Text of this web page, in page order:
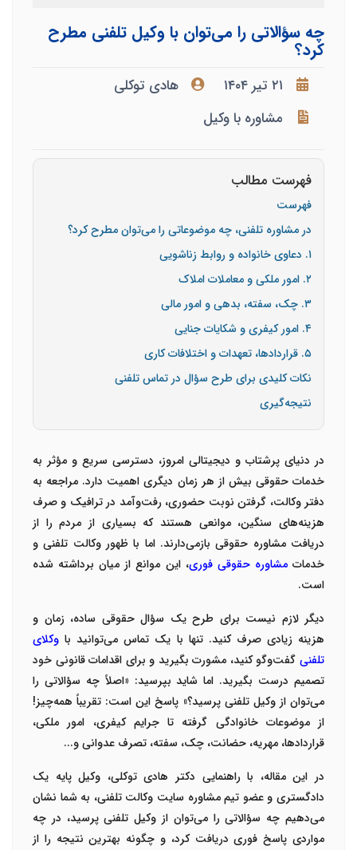
چه سؤالاتی را می‌توان با وکیل تلفنی مطرح
کرد؟
۲۱ تیر ۱۴۰۴
هادی توکلی
مشاوره با وکیل
فهرست مطالب
فهرست
در مشاوره تلفنی، چه موضوعاتی را می‌توان مطرح کرد؟
۱. دعاوی خانواده و روابط زناشویی
۲. امور ملکی و معاملات املاک
۳. چک، سفته، بدهی و امور مالی
۴. امور کیفری و شکایات جنایی
۵. قراردادها، تعهدات و اختلافات کاری
نکات کلیدی برای طرح سؤال در تماس تلفنی
نتیجه‌گیری
در دنیای پرشتاب و دیجیتالی امروز، دسترسی سریع و مؤثر به
خدمات حقوقی بیش از هر زمان دیگری اهمیت دارد. مراجعه به
دفتر وکالت، گرفتن نوبت حضوری، رفت‌وآمد در ترافیک و صرف
هزینه‌های سنگین، موانعی هستند که بسیاری از مردم را از
دریافت مشاوره حقوقی بازمی‌دارند. اما با ظهوروکالت تلفنیو
خدماتمشاوره حقوقی فوری، این موانع از میان برداشته شده
است.
دیگر لازم نیست برای طرح یک سؤال حقوقی ساده، زمان و
هزینه زیادی صرف کنید. تنها با یک تماس می‌توانید با وکلای
تلفنی گفت‌وگو کنید، مشورت بگیرید و برای اقدامات قانونی خود
تصمیم درست بگیرید. اما شاید بپرسید: «اصلاً چه سؤالاتی را
می‌توان از وکیل تلفنی پرسید؟» پاسخ این است: تقریباً همه‌چیز!
از موضوعات خانوادگی گرفته تا جرایم کیفری، امور ملکی،
قراردادها، مهریه، حضانت، چک، سفته، تصرف عدوانی و...
در این مقاله، با راهنمایی دکتر هادی توکلی، وکیل پایه یک
دادگستری و عضو تیم مشاوره سایت وکالت تلفنی، به شما نشان
می‌دهیم چه سؤالاتی را می‌توان از وکیل تلفنی پرسید، در چه
مواردی پاسخ فوری دریافت کرد، و چگونه بهترین نتیجه را از